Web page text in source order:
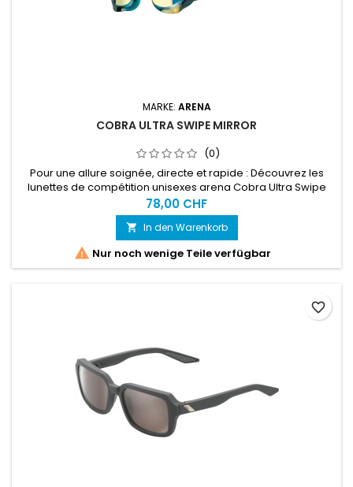
MARKE: ARENA
COBRA ULTRA SWIPE MIRROR
(0)
Pour une allure soignée, directe et rapide : Découvrez les
lunettes de compétition unisexes arena Cobra Ultra Swipe
Mirror, les plus perfectionnées de la gamme.
78,00 CHF
 In den Warenkorb
 Nur noch wenige Teile verfügbar
favorite_border